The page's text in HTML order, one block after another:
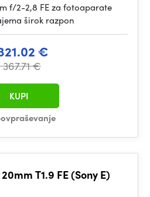
f/2-2,8 FE za fotoaparate
širok razpon
€
367.71 €
KUPI
T1.9 FE (Sony E)